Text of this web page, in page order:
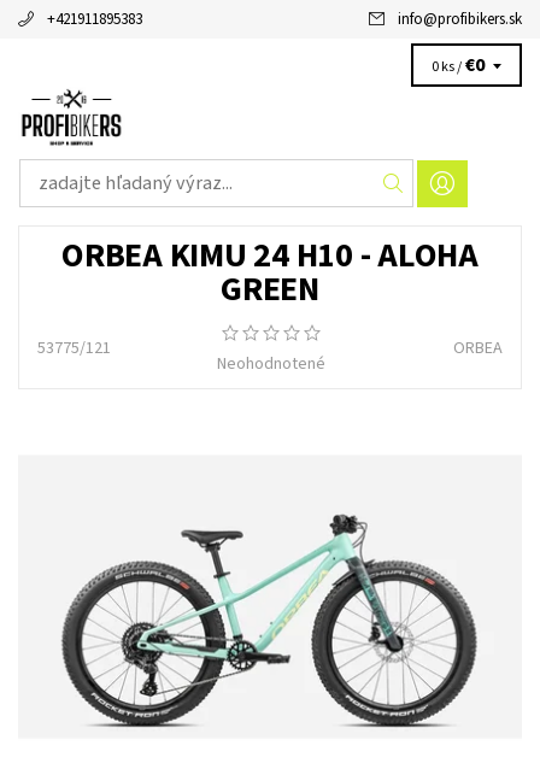
+421911895383 info@profibikers.sk
0 ks /€0
ORBEA KIMU 24 H10 - ALOHA
GREEN
53775/121
Neohodnotené
ORBEA